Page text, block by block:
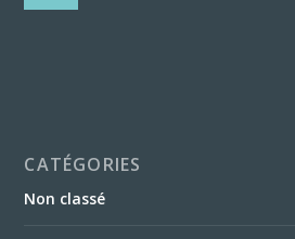
CATÉGORIES
Non classé